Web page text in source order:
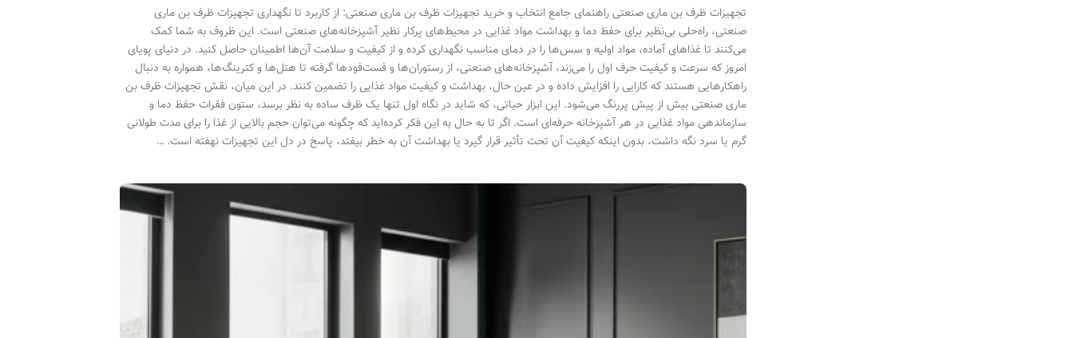
تجهیزات ظرف بن ماری صنعتی راهنمای جامع انتخاب و خرید تجهیزات ظرف بن ماری صنعتی: از کاربرد تا نگهداری تجهیزات ظرف بن ماری
صنعتی، راه‌حلی بی‌نظیر برای حفظ دما و بهداشت مواد غذایی در محیط‌های پرکار نظیر آشپزخانه‌های صنعتی است. این ظروف به شما کمک
می‌کنند تا غذاهای آماده، مواد اولیه و سس‌ها را در دمای مناسب نگهداری کرده و از کیفیت و سلامت آن‌ها اطمینان حاصل کنید. در دنیای پویای
امروز که سرعت و کیفیت حرف اول را می‌زند، آشپزخانه‌های صنعتی، از رستوران‌ها و فست‌فودها گرفته تا هتل‌ها و کترینگ‌ها، همواره به دنبال
راهکارهایی هستند که کارایی را افزایش داده و در عین حال، بهداشت و کیفیت مواد غذایی را تضمین کنند. در این میان، نقش تجهیزات ظرف بن
ماری صنعتی بیش از پیش پررنگ می‌شود. این ابزار حیاتی، که شاید در نگاه اول تنها یک ظرف ساده به نظر برسد، ستون فقرات حفظ دما و
سازماندهی مواد غذایی در هر آشپزخانه حرفه‌ای است. اگر تا به حال به این فکر کرده‌اید که چگونه می‌توان حجم بالایی از غذا را برای مدت طولانی
گرم یا سرد نگه داشت، بدون اینکه کیفیت آن تحت تأثیر قرار گیرد یا بهداشت آن به خطر بیفتد، پاسخ در دل این تجهیزات نهفته است. …